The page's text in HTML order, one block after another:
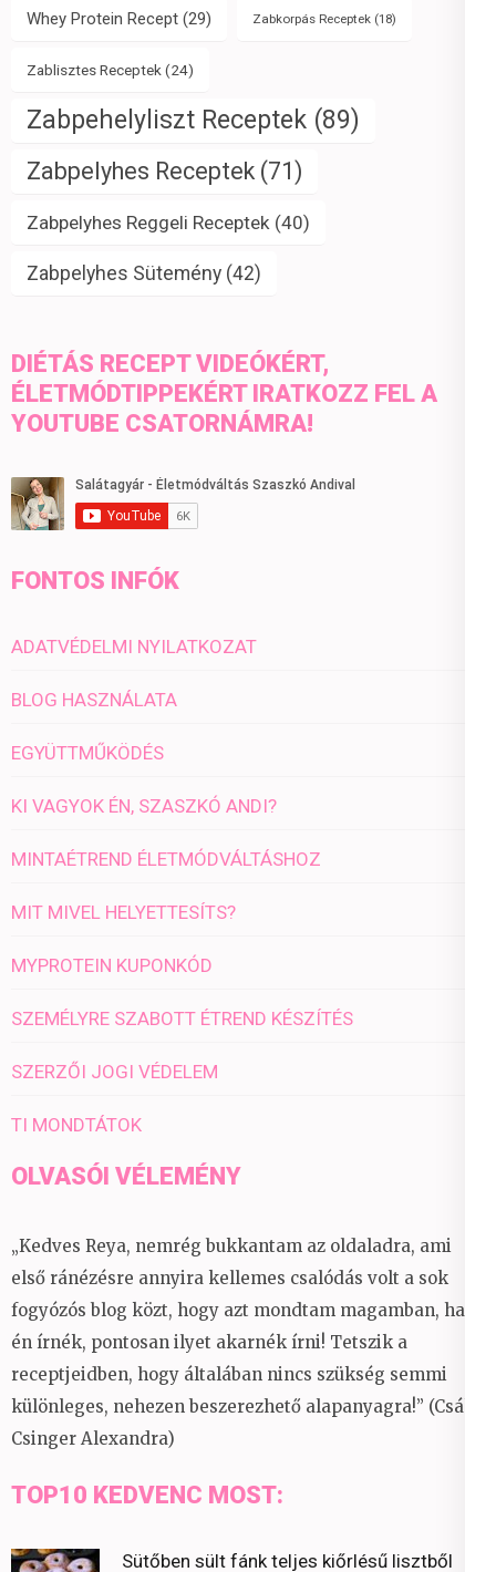
Whey Protein Recept (29) Zabkorpás Receptek (18)
Zablisztes Receptek (24)
Zabpehelyliszt Receptek (89)
Zabpelyhes Receptek (71)
Zabpelyhes Reggeli Receptek (40)
Zabpelyhes Sütemény (42)
DIÉTÁS RECEPT VIDEÓKÉRT,
ÉLETMÓDTIPPEKÉRT IRATKOZZ FEL A
YOUTUBE CSATORNÁMRA!
FONTOS INFÓK
ADATVÉDELMI NYILATKOZAT
BLOG HASZNÁLATA
EGYÜTTMŰKÖDÉS
KI VAGYOK ÉN, SZASZKÓ ANDI?
MINTAÉTREND ÉLETMÓDVÁLTÁSHOZ
MIT MIVEL HELYETTESÍTS?
MYPROTEIN KUPONKÓD
SZEMÉLYRE SZABOTT ÉTREND KÉSZÍTÉS
SZERZŐI JOGI VÉDELEM
TI MONDTÁTOK
OLVASÓI VÉLEMÉNY
„Kedves Reya, nemrég bukkantam az oldaladra, ami
első ránézésre annyira kellemes csalódás volt a sok
fogyózós blog közt, hogy azt mondtam magamban, ha
én írnék, pontosan ilyet akarnék írni! Tetszik a
receptjeidben, hogy általában nincs szükség semmi
különleges, nehezen beszerezhető alapanyagra!” (Csáky
Csinger Alexandra)
TOP10 KEDVENC MOST:
Sütőben sült fánk teljes kiőrlésű lisztből